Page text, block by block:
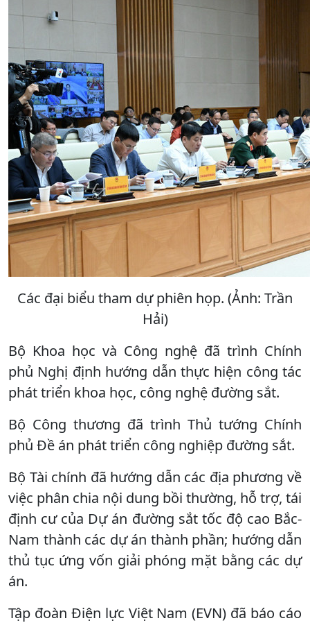
Các đại biểu tham dự phiên họp. (Ảnh: Trần
Hải)
Bộ Khoa học và Công nghệ đã trình Chính
phủ Nghị định hướng dẫn thực hiện công tác
phát triển khoa học, công nghệ đường sắt.
Bộ Công thương đã trình Thủ tướng Chính
phủ Đề án phát triển công nghiệp đường sắt.
Bộ Tài chính đã hướng dẫn các địa phương về
việc phân chia nội dung bồi thường, hỗ trợ, tái
định cư của Dự án đường sắt tốc độ cao Bắc-
Nam thành các dự án thành phần; hướng dẫn
thủ tục ứng vốn giải phóng mặt bằng các dự
án.
Tập đoàn Điện lực Việt Nam (EVN) đã báo cáo